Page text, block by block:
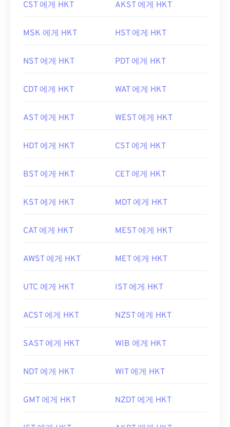
CST 에게 HKT AKST 에게 HKT
MSK 에게 HKT HST 에게 HKT
NST 에게 HKT PDT 에게 HKT
CDT 에게 HKT WAT 에게 HKT
AST 에게 HKT WEST 에게 HKT
HDT 에게 HKT CST 에게 HKT
BST 에게 HKT CET 에게 HKT
KST 에게 HKT MDT 에게 HKT
CAT 에게 HKT MEST 에게 HKT
AWST 에게 HKT MET 에게 HKT
UTC 에게 HKT IST 에게 HKT
ACST 에게 HKT NZST 에게 HKT
SAST 에게 HKT WIB 에게 HKT
NDT 에게 HKT WIT 에게 HKT
GMT 에게 HKT NZDT 에게 HKT